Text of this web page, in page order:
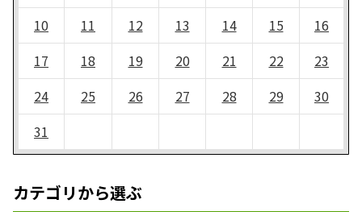
10
11 12 13 14 15
16
17
18 19 20 21 22
23
24
25 26 27 28 29
30
31
カテゴリから選ぶ